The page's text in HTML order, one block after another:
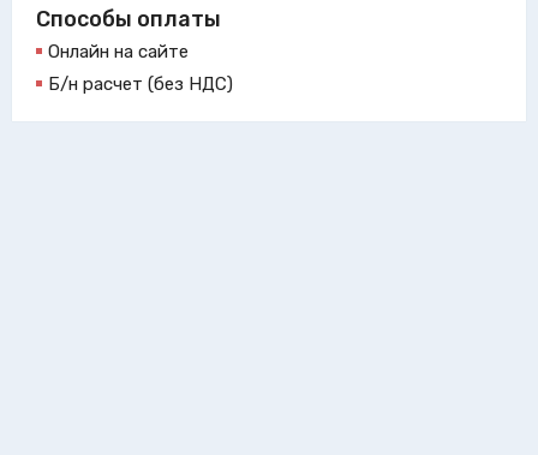
Способы оплаты
Онлайн на сайте
Б/н расчет (без НДС)